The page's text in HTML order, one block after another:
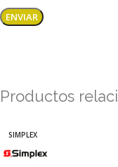
Productos
SIMPLEX